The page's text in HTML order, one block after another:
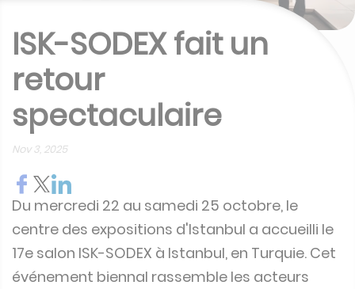
ISK-SODEX fait un
retour
spectaculaire
Nov 3, 2025
Du mercredi 22 au samedi 25 octobre, le
centre des expositions d'Istanbul a accueilli le
17e salon ISK-SODEX à Istanbul, en Turquie. Cet
événement biennal rassemble les acteurs